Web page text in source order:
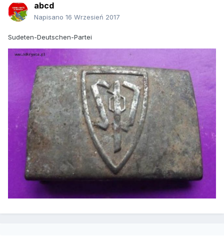
abcd
Napisano 16 Wrzesień 2017
Sudeten-Deutschen-Partei